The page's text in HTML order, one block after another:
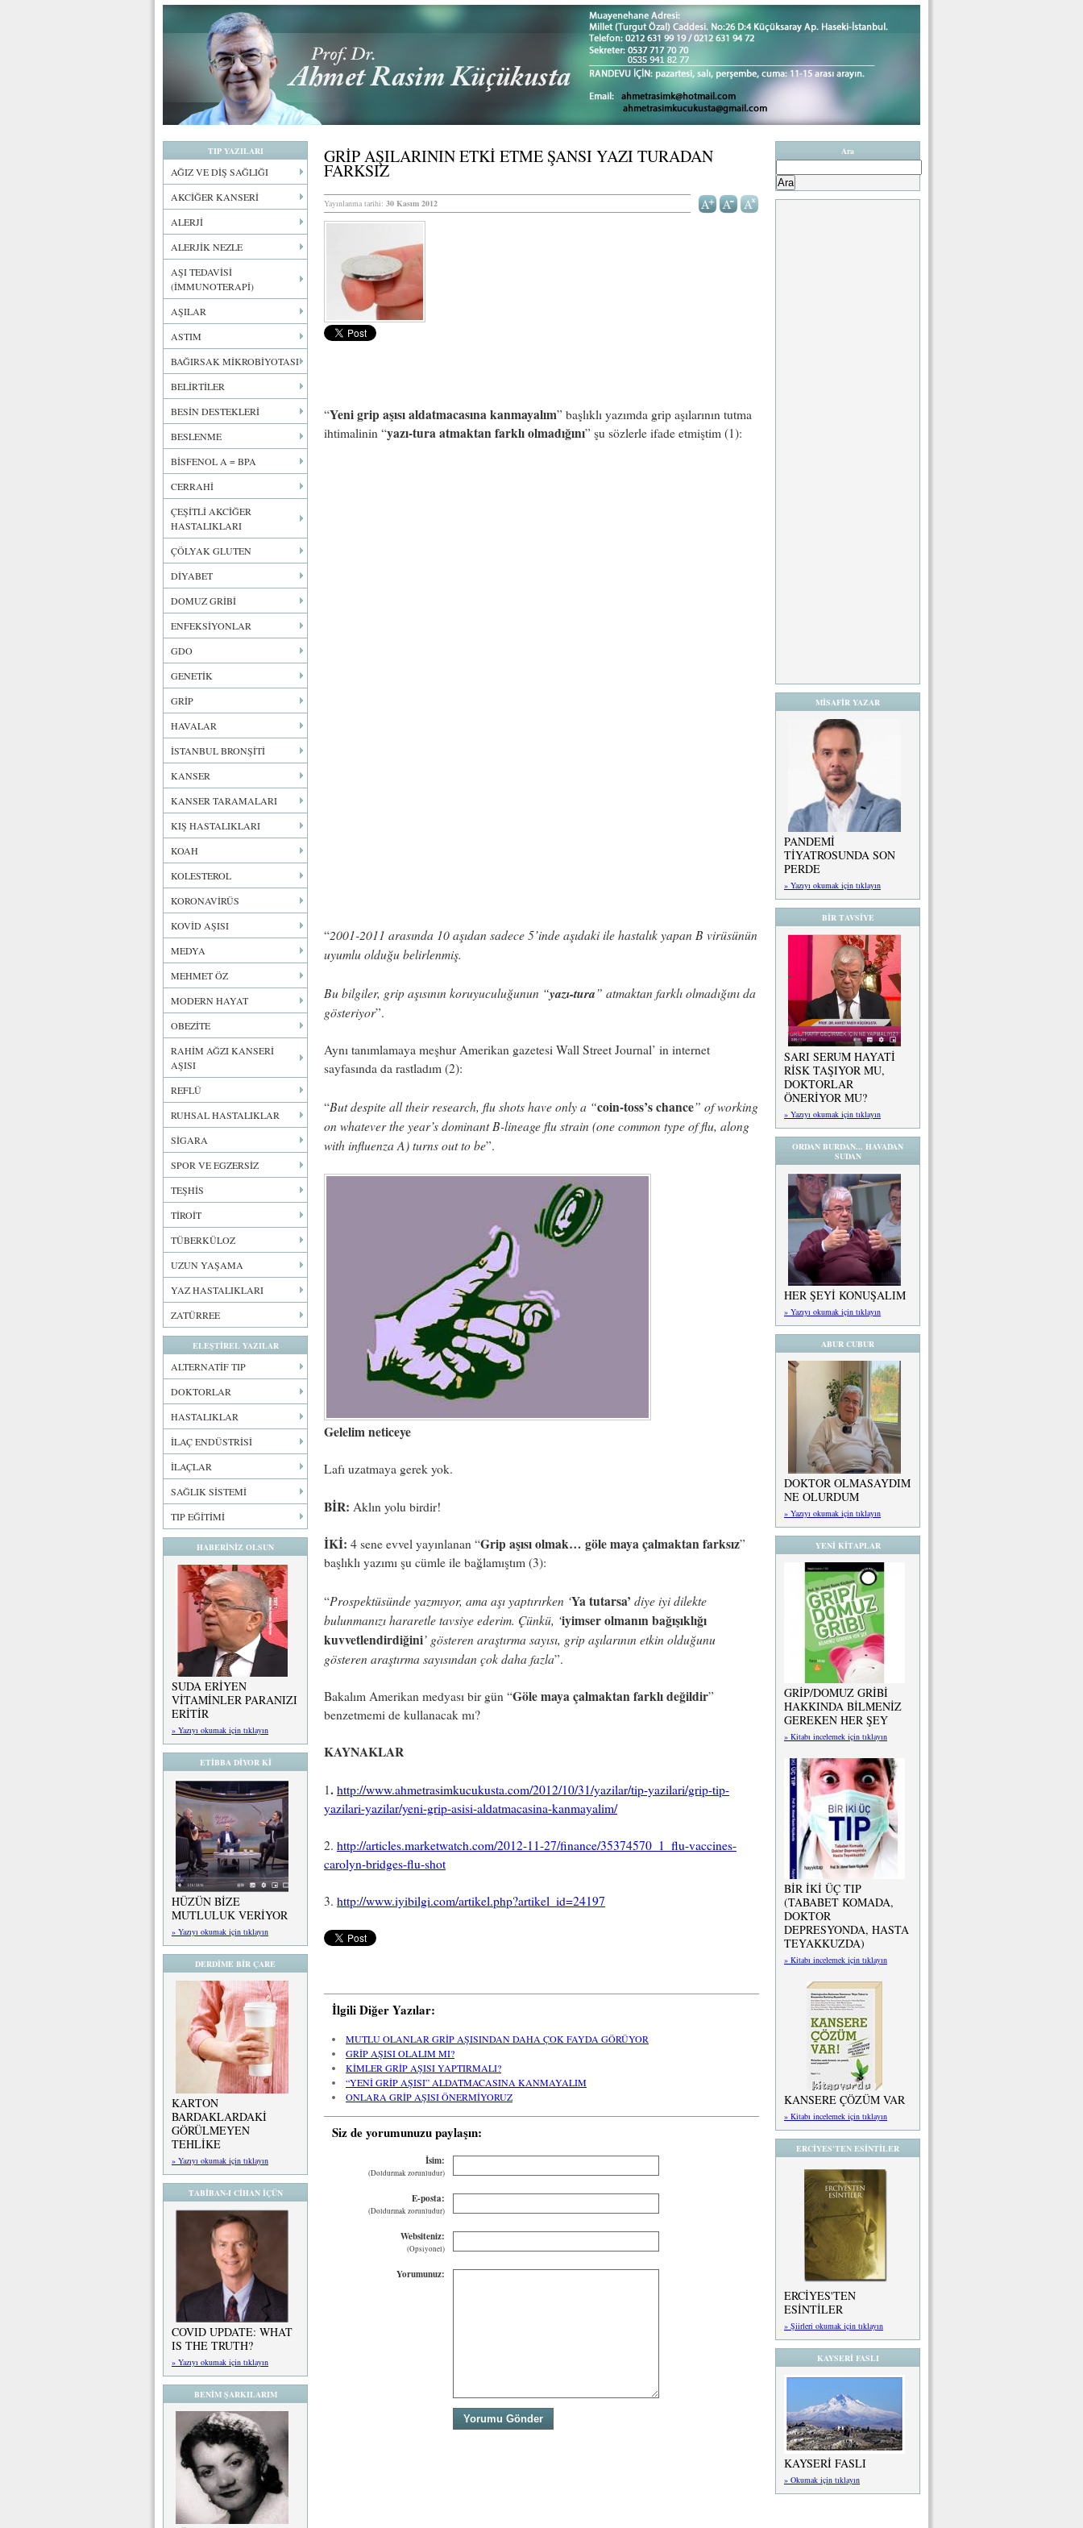
TIP YAZILARI
AĞIZ VE DİŞ SAĞLIĞI
AKCİĞER KANSERİ
ALERJİ
ALERJİK NEZLE
AŞI TEDAVİSİ
(İMMUNOTERAPİ)
AŞILAR
ASTIM
BAĞIRSAK MİKROBİYOTASI
BELİRTİLER
BESİN DESTEKLERİ
BESLENME
BİSFENOL A = BPA
CERRAHİ
ÇEŞİTLİ AKCİĞER
HASTALIKLARI
ÇÖLYAK GLUTEN
DİYABET
DOMUZ GRİBİ
ENFEKSİYONLAR
GDO
GENETİK
GRİP
HAVALAR
İSTANBUL BRONŞİTİ
KANSER
KANSER TARAMALARI
KIŞ HASTALIKLARI
KOAH
KOLESTEROL
KORONAVİRÜS
KOVİD AŞISI
MEDYA
MEHMET ÖZ
MODERN HAYAT
OBEZİTE
RAHİM AĞZI KANSERİ
AŞISI
REFLÜ
RUHSAL HASTALIKLAR
SİGARA
SPOR VE EGZERSİZ
TEŞHİS
TİROİT
TÜBERKÜLOZ
UZUN YAŞAMA
YAZ HASTALIKLARI
ZATÜRREE
ELEŞTİREL YAZILAR
ALTERNATİF TIP
DOKTORLAR
HASTALIKLAR
İLAÇ ENDÜSTRİSİ
İLAÇLAR
SAĞLIK SİSTEMİ
TIP EĞİTİMİ
HABERİNİZ OLSUN
SUDA ERİYEN
VİTAMİNLER PARANIZI
ERİTİR
» Yazıyı okumak için tıklayın
ETİBBA DİYOR Kİ
HÜZÜN BİZE
MUTLULUK VERİYOR
» Yazıyı okumak için tıklayın
DERDİME BİR ÇARE
KARTON
BARDAKLARDAKİ
GÖRÜLMEYEN
TEHLİKE
» Yazıyı okumak için tıklayın
TABİBAN-I CİHAN İÇÜN
COVID UPDATE: WHAT
IS THE TRUTH?
» Yazıyı okumak için tıklayın
BENİM ŞARKILARIM
GRİP AŞILARININ ETKİ ETME ŞANSI YAZI TURADAN
FARKSIZ
Yayınlanma tarihi: 30 Kasım 2012
“Yeni grip aşısı aldatmacasına kanmayalım” başlıklı yazımda grip aşılarının tutma
ihtimalinin “yazı-tura atmaktan farklı olmadığını” şu sözlerle ifade etmiştim (1):
“2001-2011 arasında 10 aşıdan sadece 5’inde aşıdaki ile hastalık yapan B virüsünün
uyumlu olduğu belirlenmiş.
Bu bilgiler, grip aşısının koruyuculuğunun “yazı-tura” atmaktan farklı olmadığını da
gösteriyor”.
Aynı tanımlamaya meşhur Amerikan gazetesi Wall Street Journal’ in internet
sayfasında da rastladım (2):
“But despite all their research, flu shots have only a “coin-toss’s chance” of working
on whatever the year’s dominant B-lineage flu strain (one common type of flu, along
with influenza A) turns out to be”.
Gelelim neticeye
Lafı uzatmaya gerek yok.
BİR: Aklın yolu birdir!
İKİ: 4 sene evvel yayınlanan “Grip aşısı olmak… göle maya çalmaktan farksız”
başlıklı yazımı şu cümle ile bağlamıştım (3):
“Prospektüsünde yazmıyor, ama aşı yaptırırken ‘Ya tutarsa’ diye iyi dilekte
bulunmanızı hararetle tavsiye ederim. Çünkü, ‘iyimser olmanın bağışıklığı
kuvvetlendirdiğini’ gösteren araştırma sayısı, grip aşılarının etkin olduğunu
gösteren araştırma sayısından çok daha fazla”.
Bakalım Amerikan medyası bir gün “Göle maya çalmaktan farklı değildir”
benzetmemi de kullanacak mı?
KAYNAKLAR
1. http://www.ahmetrasimkucukusta.com/2012/10/31/yazilar/tip-yazilari/grip-tip-
yazilari-yazilar/yeni-grip-asisi-aldatmacasina-kanmayalim/
2. http://articles.marketwatch.com/2012-11-27/finance/35374570_1_flu-vaccines-
carolyn-bridges-flu-shot
3. http://www.iyibilgi.com/artikel.php?artikel_id=24197
İlgili Diğer Yazılar:
MUTLU OLANLAR GRİP AŞISINDAN DAHA ÇOK FAYDA GÖRÜYOR
GRİP AŞISI OLALIM MI?
KİMLER GRİP AŞISI YAPTIRMALI?
“YENİ GRİP AŞISI” ALDATMACASINA KANMAYALIM
ONLARA GRİP AŞISI ÖNERMİYORUZ
Siz de yorumunuzu paylaşın:
İsim:
(Doldurmak zorunludur)
E-posta:
(Doldurmak zorunludur)
Websiteniz:
(Opsiyonel)
Yorumunuz:
Ara
MİSAFİR YAZAR
PANDEMİ
TİYATROSUNDA SON
PERDE
» Yazıyı okumak için tıklayın
BİR TAVSİYE
SARI SERUM HAYATİ
RİSK TAŞIYOR MU,
DOKTORLAR
ÖNERİYOR MU?
» Yazıyı okumak için tıklayın
ORDAN BURDAN... HAVADAN
SUDAN
HER ŞEYİ KONUŞALIM
» Yazıyı okumak için tıklayın
ABUR CUBUR
DOKTOR OLMASAYDIM
NE OLURDUM
» Yazıyı okumak için tıklayın
YENİ KİTAPLAR
GRİP/DOMUZ GRİBİ
HAKKINDA BİLMENİZ
GEREKEN HER ŞEY
» Kitabı incelemek için tıklayın
BİR İKİ ÜÇ TIP
(TABABET KOMADA,
DOKTOR
DEPRESYONDA, HASTA
TEYAKKUZDA)
» Kitabı incelemek için tıklayın
KANSERE ÇÖZÜM VAR
» Kitabı incelemek için tıklayın
ERCİYES'TEN ESİNTİLER
ERCİYES'TEN
ESİNTİLER
» Şiirleri okumak için tıklayın
KAYSERİ FASLI
KAYSERİ FASLI
» Okumak için tıklayın